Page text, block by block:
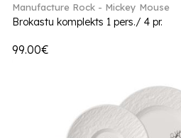
Manufacture Rock - Mickey Mouse
Brokastu komplekts 1 pers./ 4 pr.
99.00€